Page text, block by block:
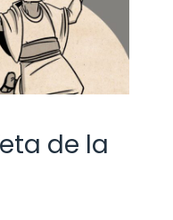
de la